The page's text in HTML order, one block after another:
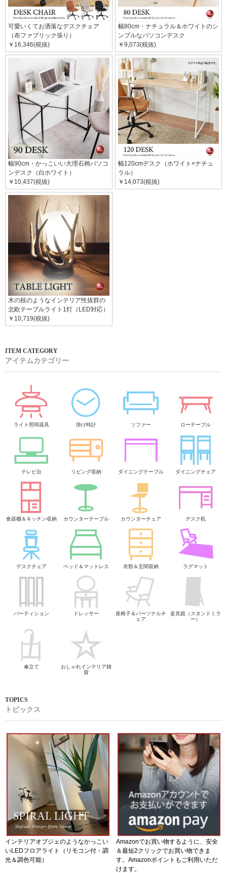
可愛いくてお洒落なデスクチェア
（布ファブリック張り）
￥16,346(税抜)
幅80cm・ナチュラル＆ホワイトのシ
ンプルなパソコンデスク
￥9,073(税抜)
幅90cm・かっこいい大理石柄パソコ
ンデスク（白ホワイト）
￥10,437(税抜)
幅120cmデスク（ホワイト×ナチュ
ラル）
￥14,073(税抜)
木の枝のようなインテリア性抜群の
北欧テーブルライト1灯（LED対応）
￥10,719(税抜)
アイテムカテゴリー
ライト照明器具 掛け時計 ソファー ローテーブル
テレビ台 リビング収納 ダイニングテーブル ダイニングチェア
食器棚＆キッチン収納 カウンターテーブル カウンターチェア デスク机
デスクチェア ベッド＆マットレス 衣類＆玄関収納 ラグマット
パーティション ドレッサー
座椅子＆パーソナルチ
ェア
姿見鏡（スタンドミラ
ー）
傘立て
おしゃれインテリア雑
貨
トピックス
インテリアオブジェのようなかっこい
いLEDフロアライト（リモコン付・調
光＆調色可能）
Amazonでお買い物するように、安全
＆最短2クリックでお買い物できま
す。Amazonポイントもご利用いただ
けます。